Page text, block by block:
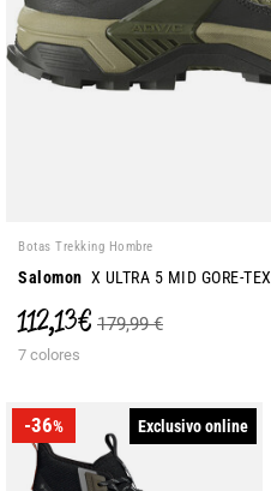
Botas Trekking Hombre
Salomon X ULTRA 5 MID GORE-TEX
112,13 € 179,99 €
7 colores
-36% Exclusivo online